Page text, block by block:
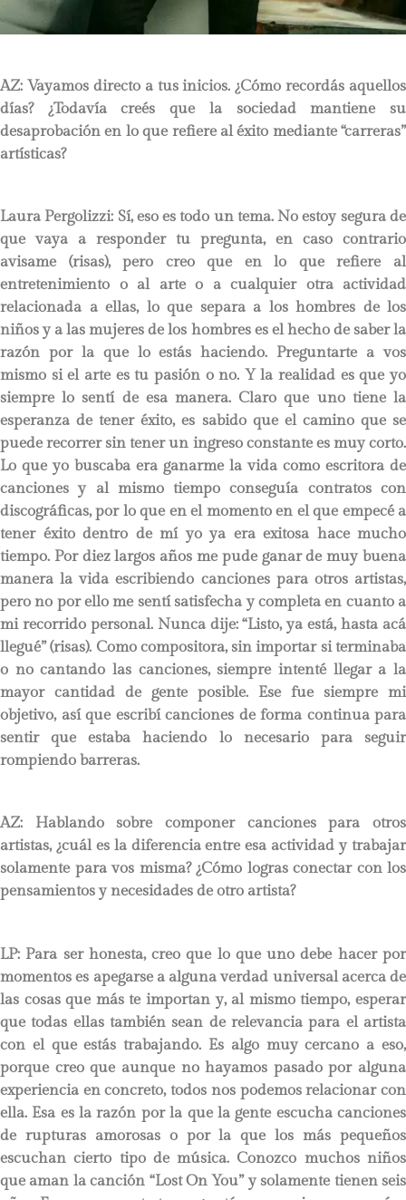
AZ: Vayamos directo a tus inicios. ¿Cómo recordás aquellos
días? ¿Todavía creés que la sociedad mantiene su
desaprobación en lo que refiere al éxito mediante “carreras”
artísticas?
Laura Pergolizzi: Sí, eso es todo un tema. No estoy segura de
que vaya a responder tu pregunta, en caso contrario
avisame (risas), pero creo que en lo que refiere al
entretenimiento o al arte o a cualquier otra actividad
relacionada a ellas, lo que separa a los hombres de los
niños y a las mujeres de los hombres es el hecho de saber la
razón por la que lo estás haciendo. Preguntarte a vos
mismo si el arte es tu pasión o no. Y la realidad es que yo
siempre lo sentí de esa manera. Claro que uno tiene la
esperanza de tener éxito, es sabido que el camino que se
puede recorrer sin tener un ingreso constante es muy corto.
Lo que yo buscaba era ganarme la vida como escritora de
canciones y al mismo tiempo conseguía contratos con
discográficas, por lo que en el momento en el que empecé a
tener éxito dentro de mí yo ya era exitosa hace mucho
tiempo. Por diez largos años me pude ganar de muy buena
manera la vida escribiendo canciones para otros artistas,
pero no por ello me sentí satisfecha y completa en cuanto a
mi recorrido personal. Nunca dije: “Listo, ya está, hasta acá
llegué” (risas). Como compositora, sin importar si terminaba
o no cantando las canciones, siempre intenté llegar a la
mayor cantidad de gente posible. Ese fue siempre mi
objetivo, así que escribí canciones de forma continua para
sentir que estaba haciendo lo necesario para seguir
rompiendo barreras.
AZ: Hablando sobre componer canciones para otros
artistas, ¿cuál es la diferencia entre esa actividad y trabajar
solamente para vos misma? ¿Cómo logras conectar con los
pensamientos y necesidades de otro artista?
LP: Para ser honesta, creo que lo que uno debe hacer por
momentos es apegarse a alguna verdad universal acerca de
las cosas que más te importan y, al mismo tiempo, esperar
que todas ellas también sean de relevancia para el artista
con el que estás trabajando. Es algo muy cercano a eso,
porque creo que aunque no hayamos pasado por alguna
experiencia en concreto, todos nos podemos relacionar con
ella. Esa es la razón por la que la gente escucha canciones
de rupturas amorosas o por la que los más pequeños
escuchan cierto tipo de música. Conozco muchos niños
que aman la canción “Lost On You” y solamente tienen seis